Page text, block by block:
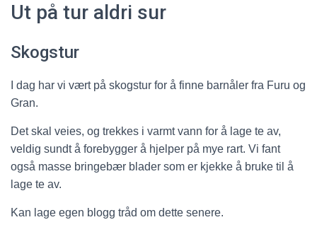
Ut på tur aldri sur
Skogstur
I dag har vi vært på skogstur for å finne barnåler fra Furu og
Gran.
Det skal veies, og trekkes i varmt vann for å lage te av,
veldig sundt å forebygger å hjelper på mye rart. Vi fant
også masse bringebær blader som er kjekke å bruke til å
lage te av.
Kan lage egen blogg tråd om dette senere.